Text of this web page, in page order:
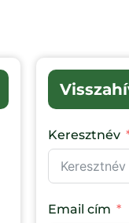
Keresztnév
Email cím